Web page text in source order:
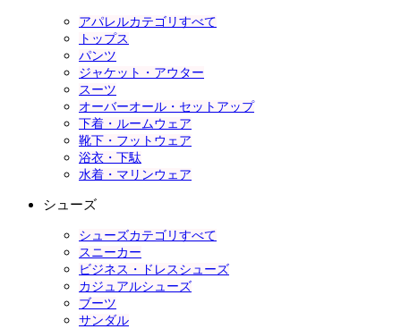
アパレルカテゴリすべて
トップス
パンツ
ジャケット・アウター
スーツ
オーバーオール・セットアップ
下着・ルームウェア
靴下・フットウェア
浴衣・下駄
水着・マリンウェア
シューズ
シューズカテゴリすべて
スニーカー
ビジネス・ドレスシューズ
カジュアルシューズ
ブーツ
サンダル